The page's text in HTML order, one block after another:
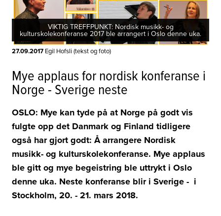
VIKTIG TREFFPUNKT: Nordisk musikk- og
kulturskolekonferanse 2017 ble arrangert i Oslo denne uka.
27.09.2017 Egil Hofsli (tekst og foto)
Mye applaus for nordisk konferanse i
Norge - Sverige neste
OSLO: Mye kan tyde på at Norge på godt vis
fulgte opp det Danmark og Finland tidligere
også har gjort godt: Å arrangere Nordisk
musikk- og kulturskolekonferanse. Mye applaus
ble gitt og mye begeistring ble uttrykt i Oslo
denne uka. Neste konferanse blir i Sverige - i
Stockholm, 20. - 21. mars 2018.